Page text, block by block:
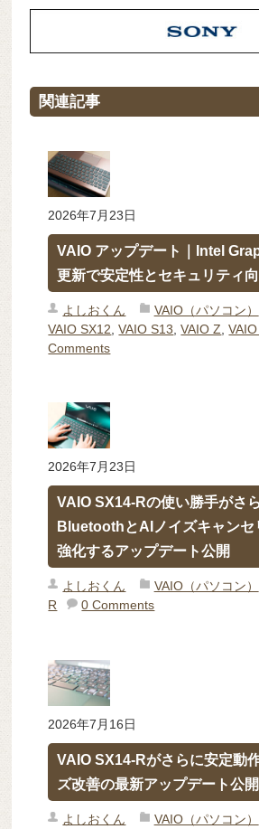
関連記事
2026年7月23日
VAIO アップデート｜Intel
更新で安定性とセキュリティ
よしおくん VAIO（パソコン）
VAIO SX12 ,VAIO S13 ,VAIO Z ,
Comments
2026年7月23日
VAIO SX14-Rの使い勝手がさ
BluetoothとAIノイズキャンセ
強化するアップデート公開
よしおくん VAIO（パソコン）
R
0 Comments
2026年7月16日
VAIO SX14-Rがさらに安定動
ズ改善の最新アップデート公開
よしおくん VAIO（パソコン）